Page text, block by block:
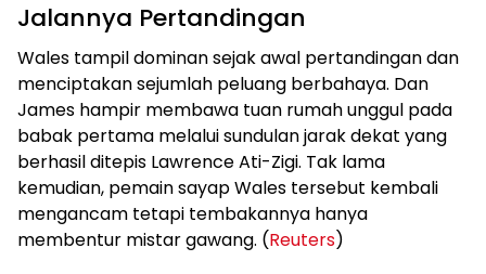
Jalannya Pertandingan
Wales tampil dominan sejak awal pertandingan dan
menciptakan sejumlah peluang berbahaya. Dan
James hampir membawa tuan rumah unggul pada
babak pertama melalui sundulan jarak dekat yang
berhasil ditepis Lawrence Ati-Zigi. Tak lama
kemudian, pemain sayap Wales tersebut kembali
mengancam tetapi tembakannya hanya
membentur mistar gawang. (Reuters)